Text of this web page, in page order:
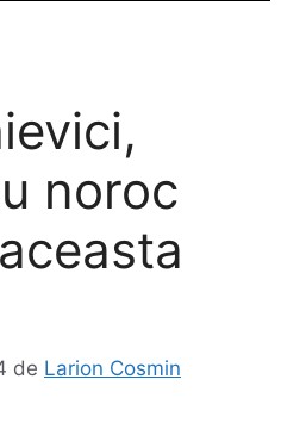
noroc
de Larion Cosmin